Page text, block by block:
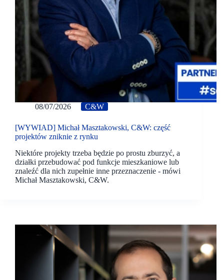
08/07/2026 C&W
[WYWIAD] Michał Masztakowski, C&W: część
projektów zniknie z rynku
Niektóre projekty trzeba będzie po prostu zburzyć, a
działki przebudować pod funkcje mieszkaniowe lub
znaleźć dla nich zupełnie inne przeznaczenie - mówi
Michał Masztakowski, C&W.